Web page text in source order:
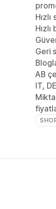
Hızlı
Geri
AB
IT,